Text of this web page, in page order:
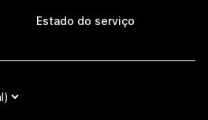
Estado do serviço